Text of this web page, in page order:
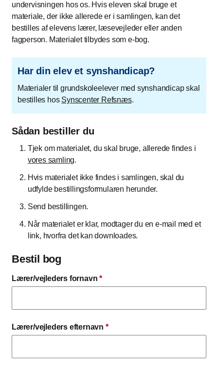
undervisningen hos os. Hvis eleven skal bruge et
materiale, der ikke allerede er i samlingen, kan det
bestilles af elevens lærer, læsevejleder eller anden
fagperson. Materialet tilbydes som e-bog.
Har din elev et synshandicap?
Materialer til grundskoleelever med synshandicap skal
bestilles hos Synscenter Refsnæs.
Sådan bestiller du
Tjek om materialet, du skal bruge, allerede findes i
vores samling.
Hvis materialet ikke findes i samlingen, skal du
udfylde bestillingsformularen herunder.
Send bestillingen.
Når materialet er klar, modtager du en e-mail med et
link, hvorfra det kan downloades.
Bestil bog
Lærer/vejleders fornavn *
Lærer/vejleders efternavn *